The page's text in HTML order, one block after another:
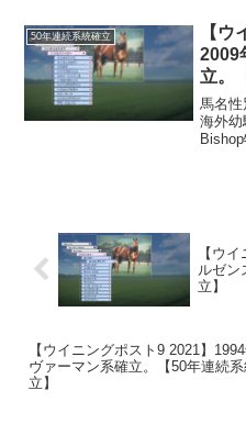
が誕
50年連続系統確立
【ウ
2009
立。
馬名
海外幼
【ウ
ルゼン
立】
【ウイニングポスト9 2021】
ヴァーマン系確立。【50年連続
立】